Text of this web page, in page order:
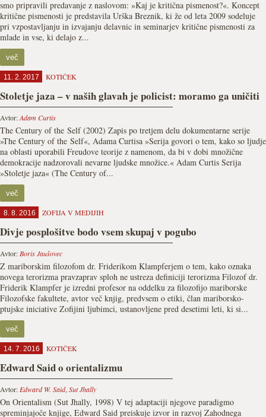
smo pripravili predavanje z naslovom: »Kaj je kritična pismenost?«. Koncept
kritične pismenosti je predstavila Urška Breznik, ki že od leta 2009 sodeluje
pri vzpostavljanju in izvajanju delavnic in seminarjev kritične pismenosti za
mlade in vse, ki delajo z...
več
11. 2. 2017 KOTIČEK
Stoletje jaza – v naših glavah je policist: moramo ga uničiti
Avtor:Adam Curtis
The Century of the Self (2002) Zapis po tretjem delu dokumentarne serije
»The Century of the Self«, Adama Curtisa »Serija govori o tem, kako so ljudje
na oblasti uporabili Freudove teorije z namenom, da bi v dobi množične
demokracije nadzorovali nevarne ljudske množice.« Adam Curtis Serija
»Stoletje jaza« (The Century of...
več
8. 8. 2016 ZOFIJA V MEDIJIH
Divje posplošitve bodo vsem skupaj v pogubo
Avtor: Boris Jaušovec
Z mariborskim filozofom dr. Friderikom Klampferjem o tem, kako oznaka
novega terorizma pravzaprav sploh ne ustreza definiciji terorizma Filozof dr.
Friderik Klampfer je izredni profesor na oddelku za filozofijo mariborske
Filozofske fakultete, avtor več knjig, predvsem o etiki, član mariborsko-
ptujske iniciative Zofijini ljubimci, ustanovljene pred desetimi leti, ki si...
več
14. 7. 2016 KOTIČEK
Edward Said o orientalizmu
Avtor: Edward W. Said, Sut Jhally
On Orientalism (Sut Jhally, 1998) V tej adaptaciji njegove paradigmo
spreminjajoče knjige, Edward Said preiskuje izvor in razvoj Zahodnega